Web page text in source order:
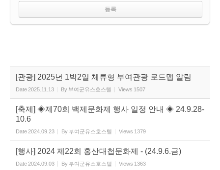
[관광] 2025년 1박2일 체류형 부여관광 로드맵 알림
Date2025.11.13 By 부여군유스호스텔 Views 1507
[축제] ◈제70회 백제문화제 행사 일정 안내 ◈ 24.9.28-
10.6
Date2024.09.23 By 부여군유스호스텔 Views 1379
[행사] 2024 제22회 홍산대첩문화제 - (24.9.6.금)
Date2024.09.03 By 부여군유스호스텔 Views 1363